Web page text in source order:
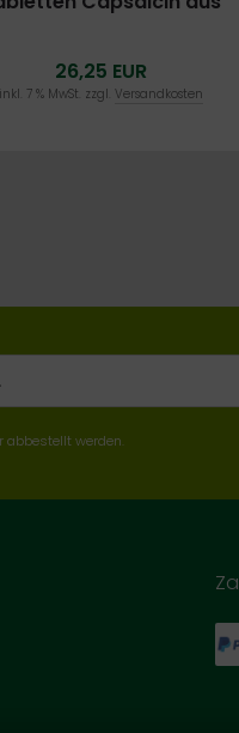
26,25 EUR
inkl. 7 % MwSt. zzgl.Versandkosten
abbestellt werden.